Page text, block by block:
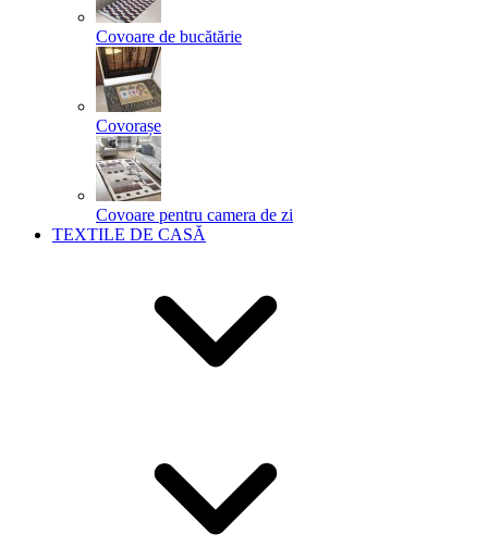
Covoare de bucătărie
Covorașe
Covoare pentru camera de zi
TEXTILE DE CASĂ